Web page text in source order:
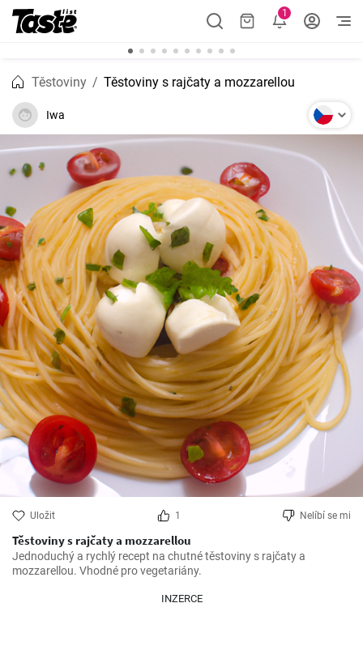
1
Těstoviny Těstoviny s rajčaty a mozzarellou
Iwa
Uložit 1 Nelíbí se mi
Těstoviny s rajčaty a mozzarellou
Jednoduchý a rychlý recept na chutné těstoviny s rajčaty a
mozzarellou. Vhodné pro vegetariány.
INZERCE